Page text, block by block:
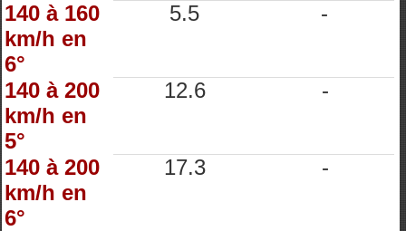
140 à 160
km/h en
6°
5.5 -
140 à 200
km/h en
5°
12.6 -
140 à 200
km/h en
6°
17.3 -